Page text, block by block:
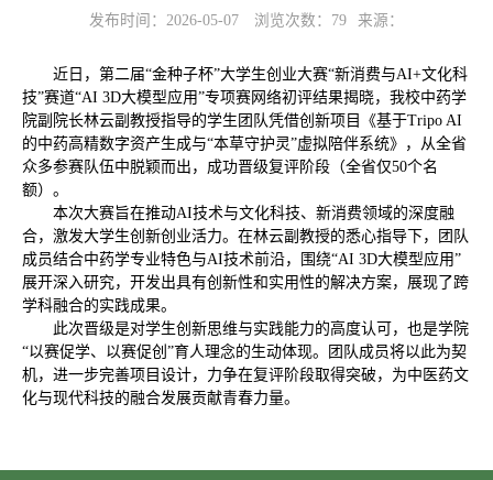
发布时间：2026-05-07 浏览次数： 79 来源：
近日，第二届“金种子杯”大学生创业大赛“新消费与AI+文化科
技”赛道“AI 3D大模型应用”专项赛网络初评结果揭晓，我校中药学
院副院长林云副教授指导的学生团队凭借创新项目《基于Tripo AI
的中药高精数字资产生成与“本草守护灵”虚拟陪伴系统》，从全省
众多参赛队伍中脱颖而出，成功晋级复评阶段（全省仅50个名
额）。
本次大赛旨在推动AI技术与文化科技、新消费领域的深度融
合，激发大学生创新创业活力。在林云副教授的悉心指导下，团队
成员结合中药学专业特色与AI技术前沿，围绕“AI 3D大模型应用”
展开深入研究，开发出具有创新性和实用性的解决方案，展现了跨
学科融合的实践成果。
此次晋级是对学生创新思维与实践能力的高度认可，也是学院
“以赛促学、以赛促创”育人理念的生动体现。团队成员将以此为契
机，进一步完善项目设计，力争在复评阶段取得突破，为中医药文
化与现代科技的融合发展贡献青春力量。